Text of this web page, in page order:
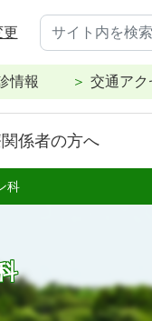
更
情報 交通アク
関係者の方へ
科